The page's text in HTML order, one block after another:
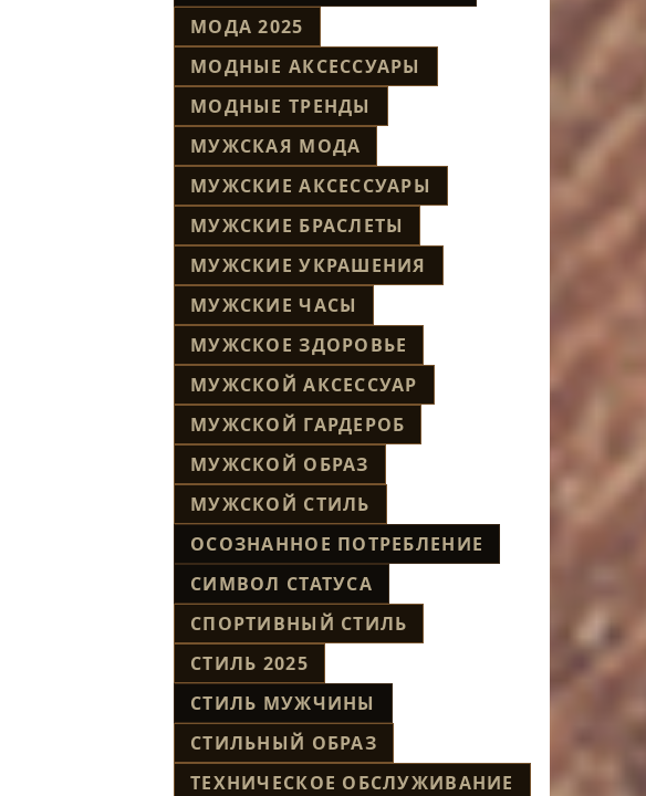
МОДА 2025
МОДНЫЕ АКСЕССУАРЫ
МОДНЫЕ ТРЕНДЫ
МУЖСКАЯ МОДА
МУЖСКИЕ АКСЕССУАРЫ
МУЖСКИЕ БРАСЛЕТЫ
МУЖСКИЕ УКРАШЕНИЯ
МУЖСКИЕ ЧАСЫ
МУЖСКОЕ ЗДОРОВЬЕ
МУЖСКОЙ АКСЕССУАР
МУЖСКОЙ ГАРДЕРОБ
МУЖСКОЙ ОБРАЗ
МУЖСКОЙ СТИЛЬ
ОСОЗНАННОЕ ПОТРЕБЛЕНИЕ
СИМВОЛ СТАТУСА
СПОРТИВНЫЙ СТИЛЬ
СТИЛЬ 2025
СТИЛЬ МУЖЧИНЫ
СТИЛЬНЫЙ ОБРАЗ
ТЕХНИЧЕСКОЕ ОБСЛУЖИВАНИЕ